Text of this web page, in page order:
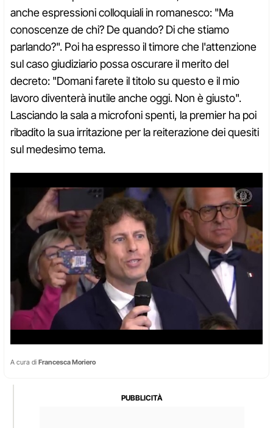
anche espressioni colloquiali in romanesco: "Ma
conoscenze de chi? De quando? Di che stiamo
parlando?". Poi ha espresso il timore che l'attenzione
sul caso giudiziario possa oscurare il merito del
decreto: "Domani farete il titolo su questo e il mio
lavoro diventerà inutile anche oggi. Non è giusto".
Lasciando la sala a microfoni spenti, la premier ha poi
ribadito la sua irritazione per la reiterazione dei quesiti
sul medesimo tema.
A cura di Francesca Moriero